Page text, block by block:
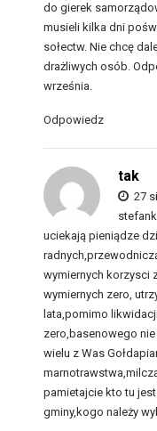
do gierek
musieli kilka dni
sołectw. Nie chcę
drażliwych osób.
września.
Odpowiedz
tak
27
uciekają pieniądze
wymiernych korzysci
wymiernych zero,
lata,pomimo
zero,basenowego
wielu z Was
pamietajcie kto tu
gminy,kogo należy